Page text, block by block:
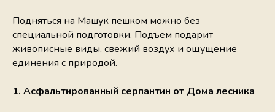
Подняться на Машук пешком можно без
специальной подготовки. Подъем подарит
живописные виды, свежий воздух и ощущение
единения с природой.
1. Асфальтированный серпантин от Дома лесника